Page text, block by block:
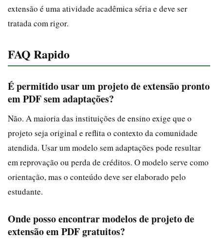
extensão é uma atividade acadêmica séria e deve ser
tratada com rigor.
FAQ Rapido
É permitido usar um projeto de extensão pronto
em PDF sem adaptações?
Não. A maioria das instituições de ensino exige que o
projeto seja original e reflita o contexto da comunidade
atendida. Usar um modelo sem adaptações pode resultar
em reprovação ou perda de créditos. O modelo serve como
orientação, mas o conteúdo deve ser elaborado pelo
estudante.
Onde posso encontrar modelos de projeto de
extensão em PDF gratuitos?